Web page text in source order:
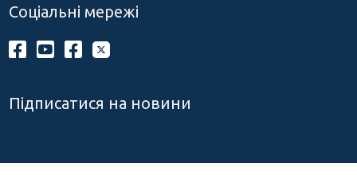
Соціальні мережі
Підписатися на новини